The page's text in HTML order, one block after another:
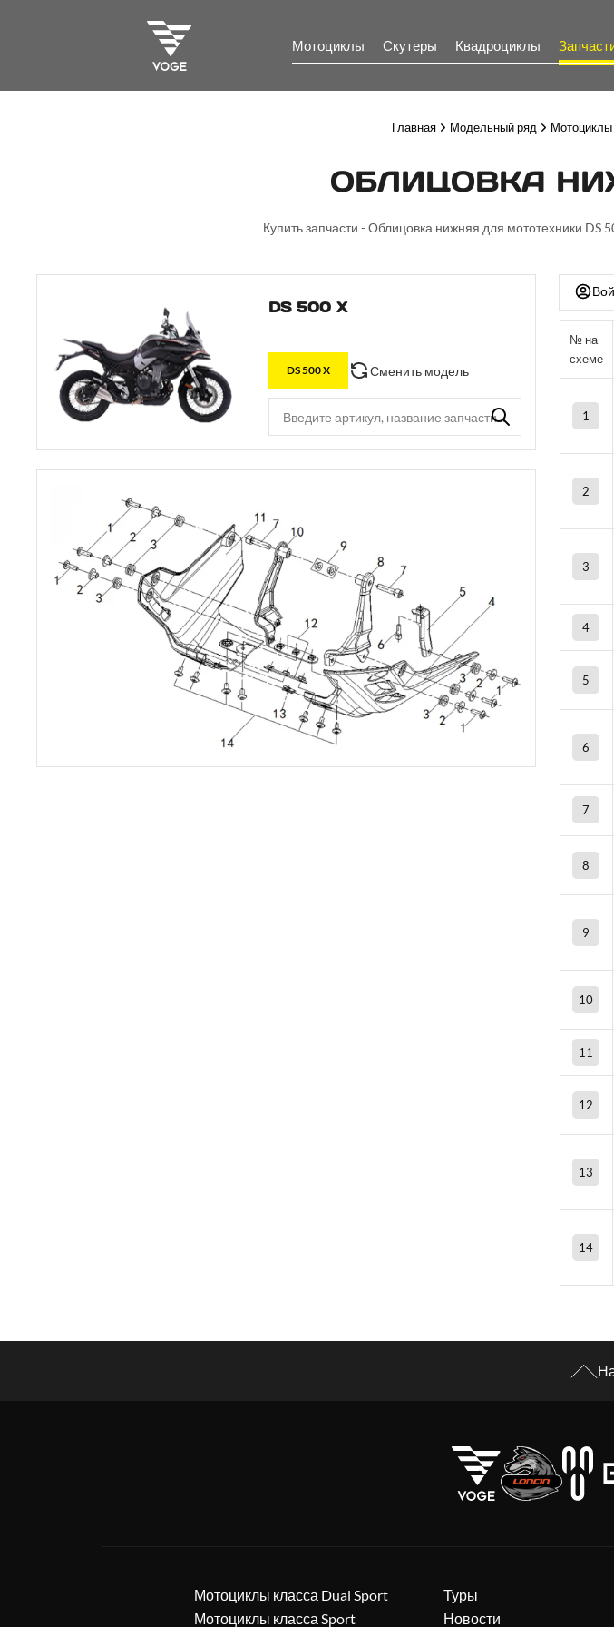
Мотоциклы Скутеры Квадроциклы
Главная Модельный ряд Мотоциклы
ОБЛИЦОВКА
Купить запчасти - Облицовка нижняя для мототехники DS
DS 500 X
DS 500 X Сменить модель
№ на
схеме
1
2
3
4
5
6
7
8
9
10
11
12
13
14
Мотоциклы класса Dual Sport
Мотоциклы класса Sport
Туры
Новости